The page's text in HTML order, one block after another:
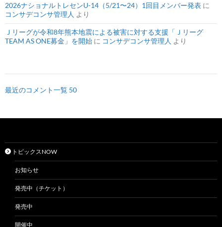
2026ナショナルトレセンU-14（5/21〜24）1回目メンバー発表 に
コンサデコンサ管理人 より
Ｊリーグが令和8年熊本地震による被害に対する支援「Ｊリーグ
TEAM AS ONE募金」を開始 に コンサデコンサ管理人 より
最近のコメント一覧 50
トピックスNOW
お知らせ
発売中（チケット）
発売中
開催中